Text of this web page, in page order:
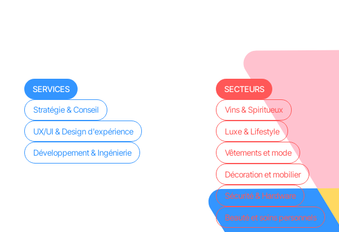
SERVICES
Stratégie & Conseil
UX/UI & Design d'expérience
Développement & Ingénierie
SECTEURS
Vins & Spiritueux
Luxe & Lifestyle
Vêtements et mode
Décoration et mobilier
Sécurité & Hardware
Beauté et soins personnels